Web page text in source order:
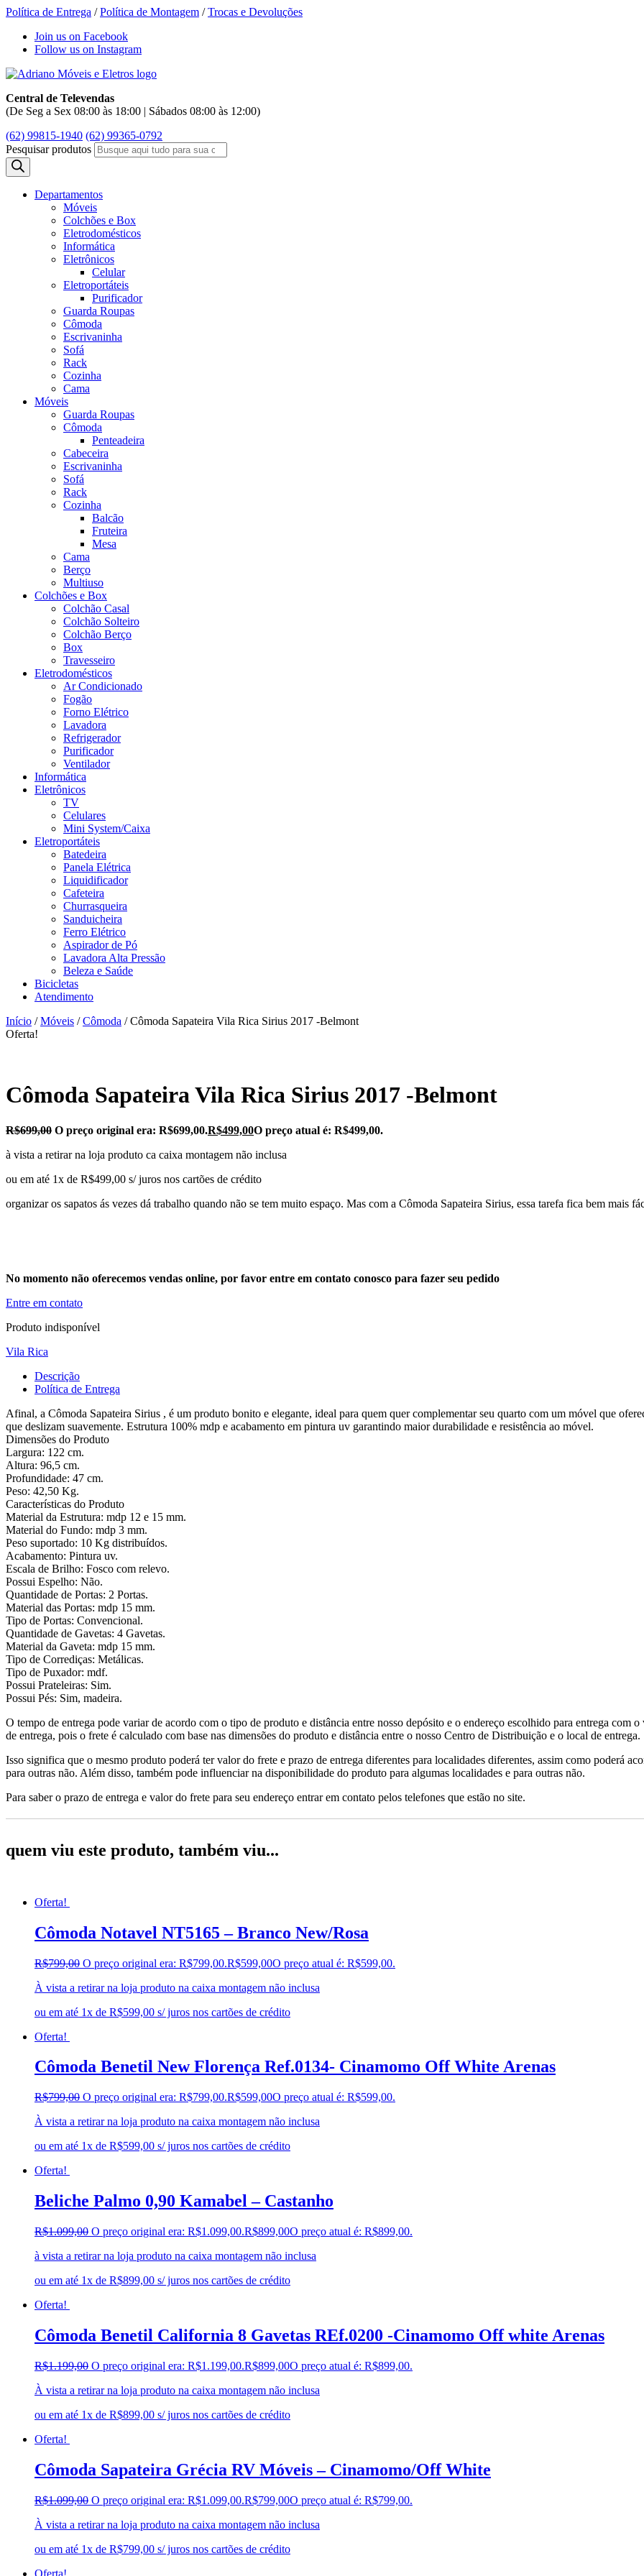
Política de Entrega /Política de Montagem /Trocas e Devoluções
Join us on Facebook
Follow us on Instagram
Central de Televendas
(De Seg a Sex 08:00 às 18:00 | Sábados 08:00 às 12:00)
(62) 99815-1940 (62) 99365-0792
Pesquisar produtos
Departamentos
Móveis
Colchões e Box
Eletrodomésticos
Informática
Eletrônicos
Celular
Eletroportáteis
Purificador
Guarda Roupas
Cômoda
Escrivaninha
Sofá
Rack
Cozinha
Cama
Móveis
Guarda Roupas
Cômoda
Penteadeira
Cabeceira
Escrivaninha
Sofá
Rack
Cozinha
Balcão
Fruteira
Mesa
Cama
Berço
Multiuso
Colchões e Box
Colchão Casal
Colchão Solteiro
Colchão Berço
Box
Travesseiro
Eletrodomésticos
Ar Condicionado
Fogão
Forno Elétrico
Lavadora
Refrigerador
Purificador
Ventilador
Informática
Eletrônicos
TV
Celulares
Mini System/Caixa
Eletroportáteis
Batedeira
Panela Elétrica
Liquidificador
Cafeteira
Churrasqueira
Sanduicheira
Ferro Elétrico
Aspirador de Pó
Lavadora Alta Pressão
Beleza e Saúde
Bicicletas
Atendimento
Início /Móveis /Cômoda / Cômoda Sapateira Vila Rica Sirius 2017 -Belmont
Oferta!
Cômoda Sapateira Vila Rica Sirius 2017 -Belmont
R$699,00 O preço original era: R$699,00.R$499,00O preço atual é: R$499,00.
à vista a retirar na loja produto ca caixa montagem não inclusa
ou em até 1x de R$499,00 s/ juros nos cartões de crédito
organizar os sapatos ás vezes dá trabalho quando não se tem muito espaço. Mas com a Cômoda Sapateira Sirius, essa tarefa fica bem mais
No momento não oferecemos vendas online, por favor entre em contato conosco para fazer seu pedido
Entre em contato
Produto indisponível
Vila Rica
Descrição
Política de Entrega
Afinal, a Cômoda Sapateira Sirius , é um produto bonito e elegante, ideal para quem quer complementar seu quarto com um móvel que
que deslizam suavemente. Estrutura 100% mdp e acabamento em pintura uv garantindo maior durabilidade e resistência ao móvel.
Dimensões do Produto
Largura: 122 cm.
Altura: 96,5 cm.
Profundidade: 47 cm.
Peso: 42,50 Kg.
Características do Produto
Material da Estrutura: mdp 12 e 15 mm.
Material do Fundo: mdp 3 mm.
Peso suportado: 10 Kg distribuídos.
Acabamento: Pintura uv.
Escala de Brilho: Fosco com relevo.
Possui Espelho: Não.
Quantidade de Portas: 2 Portas.
Material das Portas: mdp 15 mm.
Tipo de Portas: Convencional.
Quantidade de Gavetas: 4 Gavetas.
Material da Gaveta: mdp 15 mm.
Tipo de Corrediças: Metálicas.
Tipo de Puxador: mdf.
Possui Prateleiras: Sim.
Possui Pés: Sim, madeira.
O tempo de entrega pode variar de acordo com o tipo de produto e distância entre nosso depósito e o endereço escolhido para entrega
de entrega, pois o frete é calculado com base nas dimensões do produto e distância entre o nosso Centro de Distribuição e o local de entrega.
Isso significa que o mesmo produto poderá ter valor do frete e prazo de entrega diferentes para localidades diferentes, assim como poderá
para outras não. Além disso, também pode influenciar na disponibilidade do produto para algumas localidades e para outras não.
Para saber o prazo de entrega e valor do frete para seu endereço entrar em contato pelos telefones que estão no site.
quem viu este produto, também viu...
Oferta!
Cômoda Notavel NT5165 – Branco New/Rosa
R$799,00 O preço original era: R$799,00.R$599,00O preço atual é: R$599,00.
À vista a retirar na loja produto na caixa montagem não inclusa
ou em até 1x de R$599,00 s/ juros nos cartões de crédito
Oferta!
Cômoda Benetil New Florença Ref.0134- Cinamomo Off White Arenas
R$799,00 O preço original era: R$799,00.R$599,00O preço atual é: R$599,00.
À vista a retirar na loja produto na caixa montagem não inclusa
ou em até 1x de R$599,00 s/ juros nos cartões de crédito
Oferta!
Beliche Palmo 0,90 Kamabel – Castanho
R$1.099,00 O preço original era: R$1.099,00.R$899,00O preço atual é: R$899,00.
à vista a retirar na loja produto na caixa montagem não inclusa
ou em até 1x de R$899,00 s/ juros nos cartões de crédito
Oferta!
Cômoda Benetil California 8 Gavetas REf.0200 -Cinamomo Off white Arenas
R$1.199,00 O preço original era: R$1.199,00.R$899,00O preço atual é: R$899,00.
À vista a retirar na loja produto na caixa montagem não inclusa
ou em até 1x de R$899,00 s/ juros nos cartões de crédito
Oferta!
Cômoda Sapateira Grécia RV Móveis – Cinamomo/Off White
R$1.099,00 O preço original era: R$1.099,00.R$799,00O preço atual é: R$799,00.
À vista a retirar na loja produto na caixa montagem não inclusa
ou em até 1x de R$799,00 s/ juros nos cartões de crédito
Oferta!